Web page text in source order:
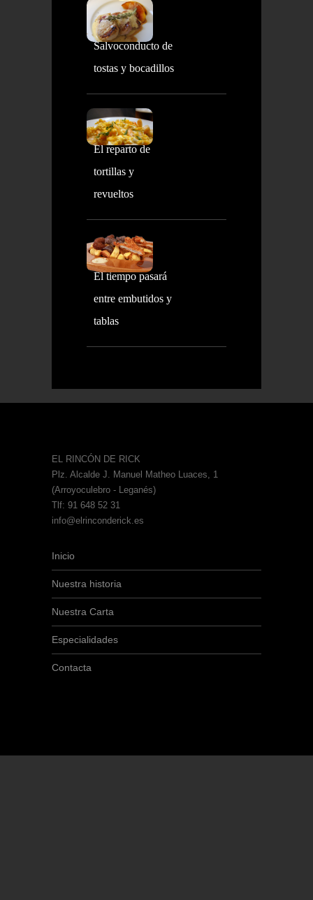
Salvoconducto de
tostas y bocadillos
El reparto de
tortillas y
revueltos
El tiempo pasará
entre embutidos y
tablas
EL RINCÓN DE RICK
Plz. Alcalde J. Manuel Matheo Luaces, 1
(Arroyoculebro - Leganés)
Tlf: 91 648 52 31
info@elrinconderick.es
Inicio
Nuestra historia
Nuestra Carta
Especialidades
Contacta